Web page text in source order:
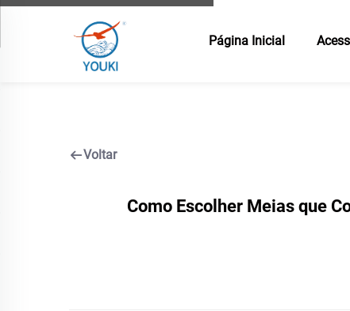
Página Inicial
Voltar
Como Escolher Meias que